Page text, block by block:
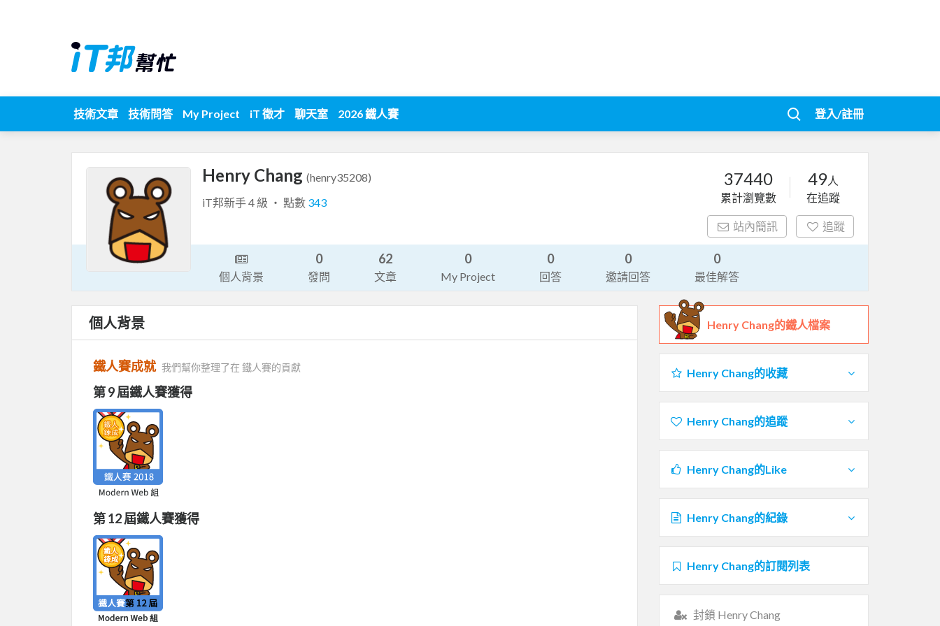
技術文章 技術問答 My Project iT 徵才 聊天室 2026 鐵人賽 登入/註冊
Henry Chang (henry35208)
iT邦新手 4 級 ‧ 點數 343
37440
累計瀏覽數
49人
在追蹤
站內簡訊 追蹤
個人背景
0
發問
62
文章
0
My Project
0
回答
0
邀請回答
0
最佳解答
個人背景
鐵人賽成就 我們幫你整理了在 鐵人賽的貢獻
第 9 屆鐵人賽獲得
第 12 屆鐵人賽獲得
Henry Chang的鐵人檔案
Henry Chang的收藏
Henry Chang的追蹤
Henry Chang的Like
Henry Chang的紀錄
Henry Chang的訂閱列表
封鎖 Henry Chang